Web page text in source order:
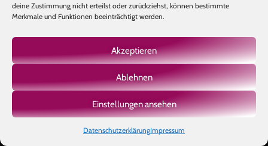
deine Zustimmung nicht erteilst oder zurückziehst, können bestimmte
Merkmale und Funktionen beeinträchtigt werden.
Akzeptieren
Ablehnen
Einstellungen ansehen
DatenschutzerklärungImpressum